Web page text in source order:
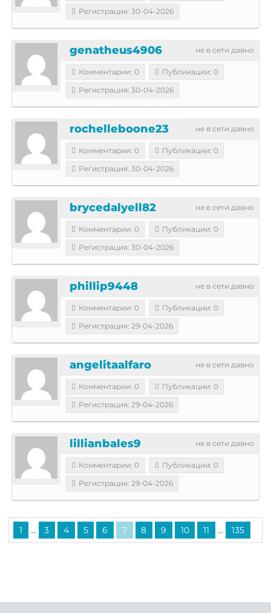
Регистрация: 30-04-2026
не в сети давно
genatheus4906
Комментарии: 0
Публикации: 0
Регистрация: 30-04-2026
не в сети давно
rochelleboone23
Комментарии: 0
Публикации: 0
Регистрация: 30-04-2026
не в сети давно
brycedalyell82
Комментарии: 0
Публикации: 0
Регистрация: 30-04-2026
не в сети давно
phillip9448
Комментарии: 0
Публикации: 0
Регистрация: 29-04-2026
не в сети давно
angelitaalfaro
Комментарии: 0
Публикации: 0
Регистрация: 29-04-2026
не в сети давно
lillianbales9
Комментарии: 0
Публикации: 0
Регистрация: 29-04-2026
1 ... 3 4 5 6 7 8 9 10 11 ... 135